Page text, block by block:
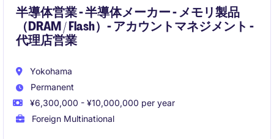
半導体営業 - 半導体メーカー - メモリ製品
（DRAM / Flash）- アカウントマネジメント -
代理店営業
Yokohama
Permanent
¥6,300,000 - ¥10,000,000 per year
Foreign Multinational